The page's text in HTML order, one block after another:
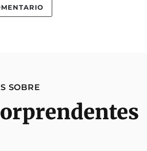
SOBRE